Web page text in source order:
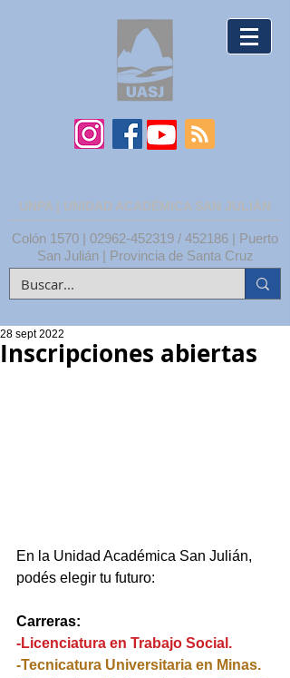
UNPA | UNIDAD ACADÉMICA SAN JULIÁN
Colón 1570 | 02962-452319 / 452186 | Puerto
San Julián | Provincia de Santa Cruz
Inscripciones abiertas
28 sept 2022
En la Unidad Académica San Julián,
podés elegir tu futuro:
Carreras:
-Licenciatura en Trabajo Social.
-Tecnicatura Universitaria en Minas.